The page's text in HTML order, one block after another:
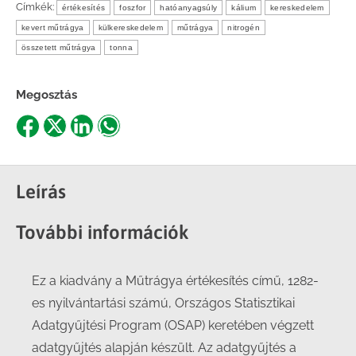
Címkék: értékesítés foszfor hatóanyagsúly kálium kereskedelem
kevert műtrágya külkereskedelem műtrágya nitrogén
összetett műtrágya tonna
Megosztás
Share
Facebook
Share
X
ShareShare
Leírás
További információk
Ez a kiadvány a Műtrágya értékesítés című, 1282-
es nyilvántartási számú, Országos Statisztikai
Adatgyűjtési Program (OSAP) keretében végzett
adatgyűjtés alapján készült. Az adatgyűjtés a